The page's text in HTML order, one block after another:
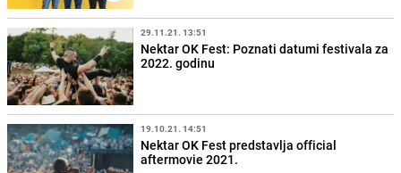
29.11.21. 13:51
Nektar OK Fest: Poznati datumi festivala za
2022. godinu
19.10.21. 14:51
Nektar OK Fest predstavlja official
aftermovie 2021.